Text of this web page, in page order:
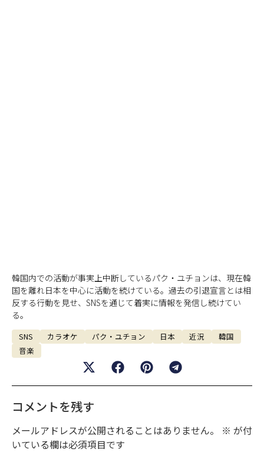
韓国内での活動が事実上中断しているパク・ユチョンは、現在韓
国を離れ日本を中心に活動を続けている。過去の引退宣言とは相
反する行動を見せ、SNSを通じて着実に情報を発信し続けてい
る。
SNS カラオケ パク・ユチョン 日本 近況
韓国
音楽
コメントを残す
メールアドレスが公開されることはありません。 ※ が付
いている欄は必須項目です